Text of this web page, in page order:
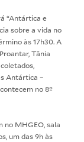
“Antártica e
sobre a vida no
às 17h30. A
Tânia
Antártica –
no 8º
no MHGEO, sala
um das 9h às